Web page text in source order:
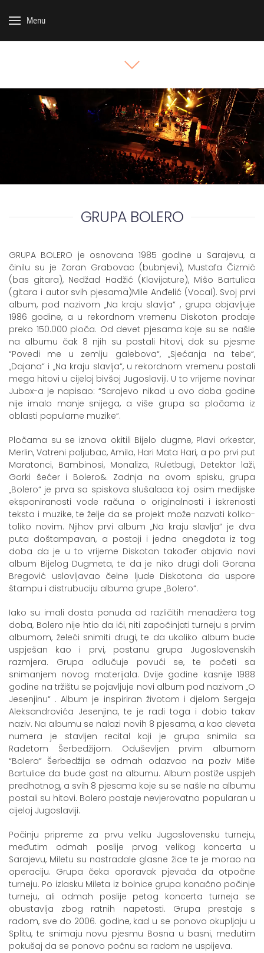
Menu
GRUPA BOLERO
GRUPA BOLERO je osnovana 1985 godine u Sarajevu, a
činilu su je Zoran Grabovac (bubnjevi), Mustafa Čizmić
(bas gitara), Nedžad Hadžić (Klavijature), Mišo Bartulica
(gitara i autor svih pjesama)Mile Anđelić (Vocal). Svoj prvi
album, pod nazivom „Na kraju slavlja“ , grupa objavljuje
1986 godine, a u rekordnom vremenu Diskoton prodaje
preko 150.000 ploča. Od devet pjesama koje su se našle
na albumu čak 8 njih su postali hitovi, dok su pjesme
“Povedi me u zemlju galebova“, „Sjećanja na tebe“,
„Dajana“ i „Na kraju slavlja“, u rekordnom vremenu postali
mega hitovi u cijeloj bivšoj Jugoslaviji. U to vrijeme novinar
Jubox-a je napisao: “Sarajevo nikad u ovo doba godine
nije imalo manje snijega, a više grupa sa pločama iz
oblasti popularne muzike“.
Pločama su se iznova okitili Bijelo dugme, Plavi orkestar,
Merlin, Vatreni poljubac, Amila, Hari Mata Hari, a po prvi put
Maratonci, Bambinosi, Monaliza, Ruletbugi, Detektor laži,
Gorki šećer i Bolero&. Zadnja na ovom spisku, grupa
„Bolero“ je prva sa spiskova slušalaca koji osim medijske
eksponiranosti vode računa o originalnosti i iskrenosti
teksta i muzike, te želje da se projekt može nazvati koliko-
toliko novim. Njihov prvi album „Na kraju slavlja“ je dva
puta doštampavan, a postoji i jedna anegdota iz tog
doba da je u to vrijeme Diskoton također objavio novi
album Bijelog Dugmeta, te da je niko drugi doli Gorana
Bregović uslovljavao čelne ljude Diskotona da uspore
štampu i distrubuciju albuma grupe „Bolero“.
Iako su imali dosta ponuda od različitih menadžera tog
doba, Bolero nije htio da ići, niti započinjati turneju s prvim
albumom, želeći snimiti drugi, te da ukoliko album bude
uspješan kao i prvi, postanu grupa Jugoslovenskih
razmjera. Grupa odlučuje povući se, te početi sa
snimanjem novog materijala. Dvije godine kasnije 1988
godine na tržištu se pojavljuje novi album pod nazivom „O
Jesenjinu“ . Album je inspiriran životom i djelom Sergeja
Aleksandrovića Jesenjina, te je radi toga i dobio takav
naziv. Na albumu se nalazi novih 8 pjesama, a kao deveta
numera je stavljen recital koji je grupa snimila sa
Radetom Šerbedžijom. Oduševljen prvim albumom
“Bolera” Šerbedžija se odmah odazvao na poziv Miše
Bartulice da bude gost na albumu. Album postiže uspjeh
predhotnog, a svih 8 pjesama koje su se našle na albumu
postali su hitovi. Bolero postaje nevjerovatno popularan u
cijeloj Jugoslaviji.
Počinju pripreme za prvu veliku Jugoslovensku turneju,
međutim odmah poslije prvog velikog koncerta u
Sarajevu, Miletu su nastradale glasne žice te je morao na
operaciju. Grupa čeka oporavak pjevača da otpočne
turneju. Po izlasku Mileta iz bolnice grupa konačno počinje
turneju, ali odmah poslije petog koncerta turneja se
obustavlja zbog ratnih napetosti. Grupa prestaje s
radom, sve do 2006. godine, kad u se ponovo okupljaju u
Splitu, te snimaju novu pjesmu Bosna u basni, međutim
pokušaj da se ponovo počnu sa radom ne uspijeva.